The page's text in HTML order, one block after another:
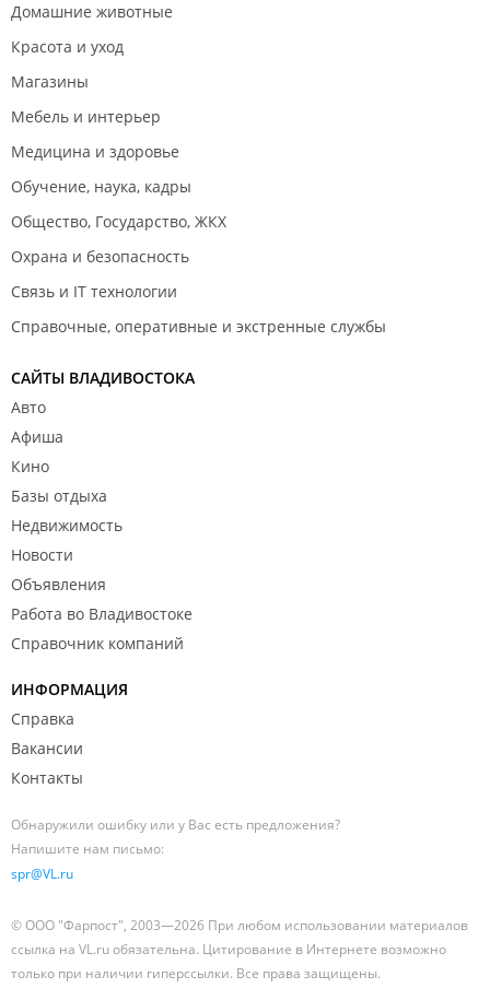
Домашние животные
Красота и уход
Магазины
Мебель и интерьер
Медицина и здоровье
Обучение, наука, кадры
Общество, Государство, ЖКХ
Охрана и безопасность
Связь и IT технологии
Справочные, оперативные и экстренные службы
САЙТЫ ВЛАДИВОСТОКА
Авто
Афиша
Кино
Базы отдыха
Недвижимость
Новости
Объявления
Работа во Владивостоке
Справочник компаний
ИНФОРМАЦИЯ
Справка
Вакансии
Контакты
Обнаружили ошибку или у Вас есть предложения?
Напишите нам письмо:
spr@VL.ru
© ООО "Фарпост", 2003—2026 При любом использовании материалов
ссылка на VL.ru обязательна. Цитирование в Интернете возможно
только при наличии гиперссылки. Все права защищены.